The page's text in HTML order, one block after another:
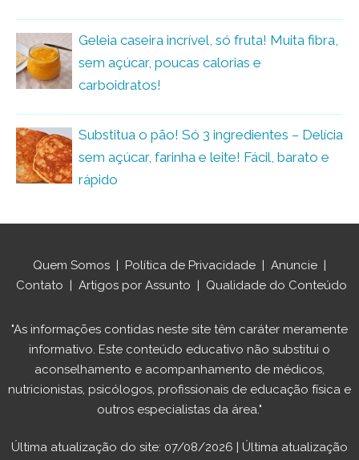
Geleia caseira incrível, só fruta! Muita fibra,
sem açúcar, poucas calorias e
carboidratos!
Substitua o pão! Só 3 ingredientes – Delícia
sem açúcar, farinha e leite! Fácil, barato e
rápido
Quem Somos | Política de Privacidade | Anuncie |
Contato | Artigos por Assunto | Qualidade do Conteúdo
"As informações contidas neste site têm caráter meramente
informativo. Este conteúdo educativo não substitui o
aconselhamento e acompanhamento de médicos,
nutricionistas, psicólogos, profissionais de educação física e
outros especialistas da área."
Última atualização do site: 07/08/2026 | Última atualização